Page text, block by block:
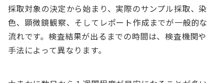
採取対象の決定から始まり、実際のサンプル採取、染
色、顕微鏡観察、そしてレポート作成までが一般的な
流れです。検査結果が出るまでの時間は、検査機関や
手法によって異なります。